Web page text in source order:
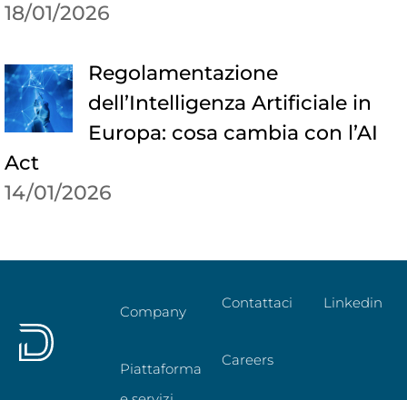
18/01/2026
Regolamentazione
dell’Intelligenza Artificiale in
Europa: cosa cambia con l’AI
Act
14/01/2026
Company
Piattaforma
Contattaci
Careers
Linkedin